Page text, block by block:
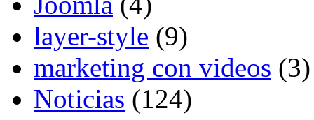
layer-style (9)
marketing con videos (3)
Noticias (124)